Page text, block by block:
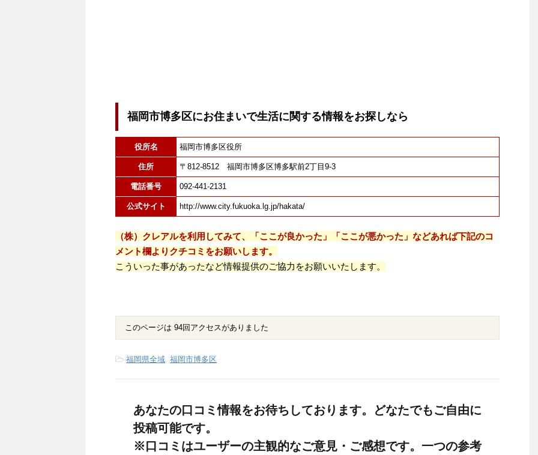
福岡市博多区にお住まいで生活に関する情報をお探しなら
役所名 福岡市博多区役所
住所 〒812-8512 福岡市博多区博多駅前2丁目9-3
電話番号 092-441-2131
公式サイト http://www.city.fukuoka.lg.jp/hakata/
（株）クレアルを利用してみて、「ここが良かった」「ここが悪かった」などあれば下記のコ
メント欄よりクチコミをお願いします。
こういった事があったなど情報提供のご協力をお願いいたします。
このページは 94回アクセスがありました
-福岡県全域, 福岡市博多区
あなたの口コミ情報をお待ちしております。どなたでもご自由に
投稿可能です。
※口コミはユーザーの主観的なご意見・ご感想です。一つの参考